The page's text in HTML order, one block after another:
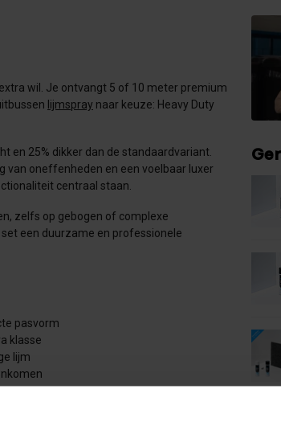
wil. Je ontvangt 5 of 10 meter premium
lijmspray naar keuze: Heavy Duty
en 25% dikker dan de standaardvariant.
van oneffenheden en een voelbaar luxer
centraal staan.
zelfs op gebogen of complexe
een duurzame en professionele
pasvorm
klasse
lijm